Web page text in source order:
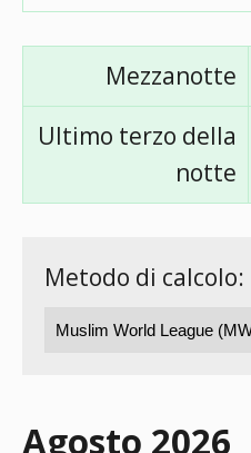
Mezzanotte
Ultimo terzo della
notte
Metodo di calcolo:
Agosto 2026